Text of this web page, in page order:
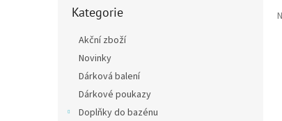
Kategorie
Akční zboží
Novinky
Dárková balení
Dárkové poukazy
Doplňky do bazénu